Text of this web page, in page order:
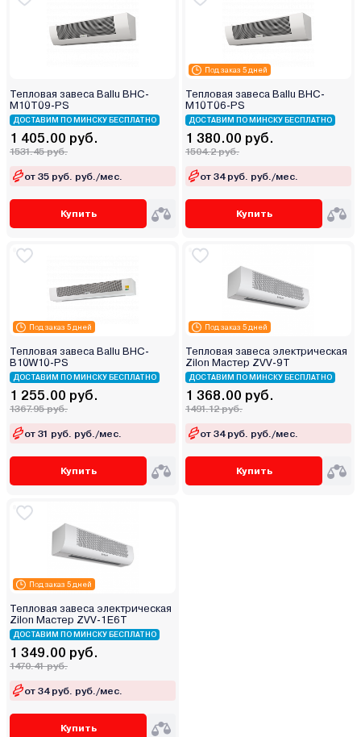
Тепловая завеса Ballu BHC-
M10T09-PS
ДОСТАВИМ ПО МИНСКУ БЕСПЛАТНО
1 405.00 руб.
1531.45 руб.
от 35 руб. руб./мес.
Купить
Под заказ 5 дней
Тепловая завеса Ballu ВНС-
M10T06-PS
ДОСТАВИМ ПО МИНСКУ БЕСПЛАТНО
1 380.00 руб.
1504.2 руб.
от 34 руб. руб./мес.
Купить
Под заказ 5 дней
Тепловая завеса Ballu BHC-
B10W10-PS
ДОСТАВИМ ПО МИНСКУ БЕСПЛАТНО
1 255.00 руб.
1367.95 руб.
от 31 руб. руб./мес.
Купить
Под заказ 5 дней
Тепловая завеса электрическая
Zilon Мастер ZVV-9T
ДОСТАВИМ ПО МИНСКУ БЕСПЛАТНО
1 368.00 руб.
1491.12 руб.
от 34 руб. руб./мес.
Купить
Под заказ 5 дней
Тепловая завеса электрическая
Zilon Мастер ZVV-1E6T
ДОСТАВИМ ПО МИНСКУ БЕСПЛАТНО
1 349.00 руб.
1470.41 руб.
от 34 руб. руб./мес.
Купить